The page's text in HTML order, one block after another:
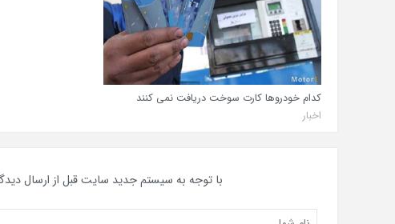
کدام خودروها کارت سوخت دریافت نمی کنند
اخبار
با توجه به سیستم جدید سایت قبل از ارسال